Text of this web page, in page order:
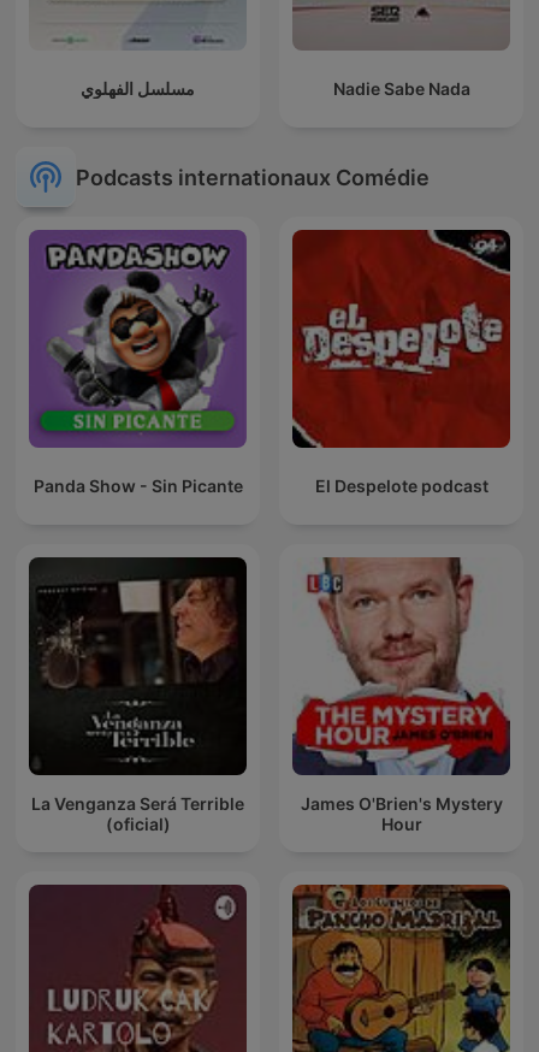
مسلسل الفهلوي Nadie Sabe Nada
Podcasts internationaux Comédie
Panda Show - Sin Picante El Despelote podcast
La Venganza Será Terrible
(oficial)
James O'Brien's Mystery
Hour